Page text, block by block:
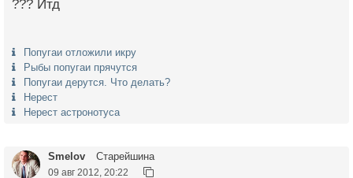
??? Итд
Попугаи отложили икру
Рыбы попугаи прячутся
Попугаи дерутся. Что делать?
Нерест
Нерест астронотуса
Smelov Старейшина
09 авг 2012, 20:22